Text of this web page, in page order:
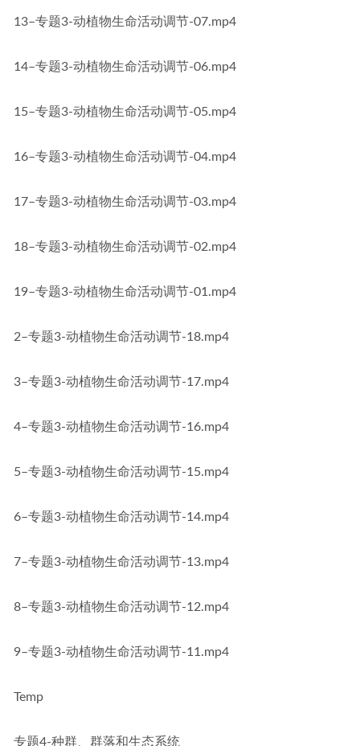
13–专题3-动植物生命活动调节-07.mp4
14–专题3-动植物生命活动调节-06.mp4
15–专题3-动植物生命活动调节-05.mp4
16–专题3-动植物生命活动调节-04.mp4
17–专题3-动植物生命活动调节-03.mp4
18–专题3-动植物生命活动调节-02.mp4
19–专题3-动植物生命活动调节-01.mp4
2–专题3-动植物生命活动调节-18.mp4
3–专题3-动植物生命活动调节-17.mp4
4–专题3-动植物生命活动调节-16.mp4
5–专题3-动植物生命活动调节-15.mp4
6–专题3-动植物生命活动调节-14.mp4
7–专题3-动植物生命活动调节-13.mp4
8–专题3-动植物生命活动调节-12.mp4
9–专题3-动植物生命活动调节-11.mp4
Temp
专题4-种群、群落和生态系统